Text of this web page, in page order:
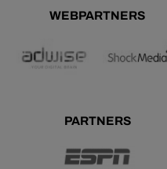
WEBPARTNERS
PARTNERS